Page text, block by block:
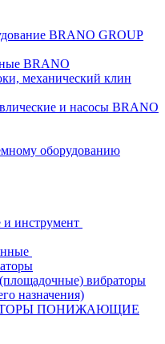
BRANO GROUP
BRANO
механический клин
и насосы BRANO
оборудованию
и инструмент
вибраторы
назначения)
ПОНИЖАЮЩИЕ